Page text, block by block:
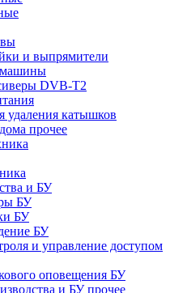
и выпрямители
машины
DVB-T2
катышков
прочее
и БУ
БУ
БУ
БУ
и управление доступом
оповещения БУ
и БУ прочее